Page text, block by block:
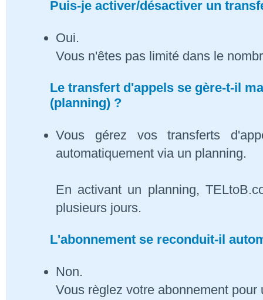
Puis-je activer/désactiver un
Oui.
Vous n'êtes pas limité dans le
Le transfert d'appels se gère-t-il
(planning) ?
Vous gérez vos transferts
automatiquement via un planning.
En activant un planning,
plusieurs jours.
L'abonnement se reconduit-il
Non.
Vous règlez votre abonnement